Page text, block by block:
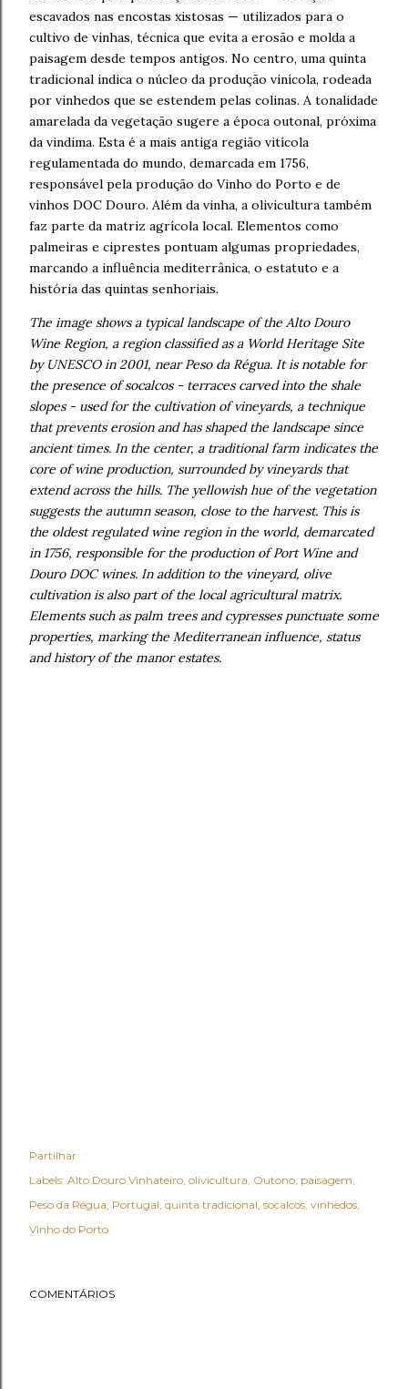
escavados nas encostas xistosas — utilizados para o
cultivo de vinhas, técnica que evita a erosão e molda a
paisagem desde tempos antigos. No centro, uma quinta
tradicional indica o núcleo da produção vinícola, rodeada
por vinhedos que se estendem pelas colinas. A tonalidade
amarelada da vegetação sugere a época outonal, próxima
da vindima. Esta é a mais antiga região vitícola
regulamentada do mundo, demarcada em 1756,
responsável pela produção do Vinho do Porto e de
vinhos DOC Douro. Além da vinha, a olivicultura também
faz parte da matriz agrícola local. Elementos como
palmeiras e ciprestes pontuam algumas propriedades,
marcando a influência mediterrânica, o estatuto e a
história das quintas senhoriais.
The image shows a typical landscape of the Alto Douro
Wine Region, a region classified as a World Heritage Site
by UNESCO in 2001, near Peso da Régua. It is notable for
the presence of socalcos - terraces carved into the shale
slopes - used for the cultivation of vineyards, a technique
that prevents erosion and has shaped the landscape since
ancient times. In the center, a traditional farm indicates the
core of wine production, surrounded by vineyards that
extend across the hills. The yellowish hue of the vegetation
suggests the autumn season, close to the harvest. This is
the oldest regulated wine region in the world, demarcated
in 1756, responsible for the production of Port Wine and
Douro DOC wines. In addition to the vineyard, olive
cultivation is also part of the local agricultural matrix.
Elements such as palm trees and cypresses punctuate some
properties, marking the Mediterranean influence, status
and history of the manor estates.
Partilhar
Labels: Alto Douro Vinhateiro olivicultura Outono paisagem
Peso da Régua Portugal quinta tradicional socalcos vinhedos
Vinho do Porto
COMENTÁRIOS